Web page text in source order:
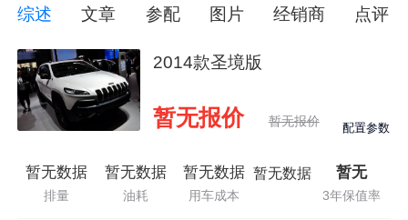
综述 文章 参配 图片 经销商 点评
2014款圣境版
暂无报价 暂无报价 配置参数
暂无数据
排量
暂无数据
油耗
暂无数据
用车成本
暂无数据 暂无
3年保值率